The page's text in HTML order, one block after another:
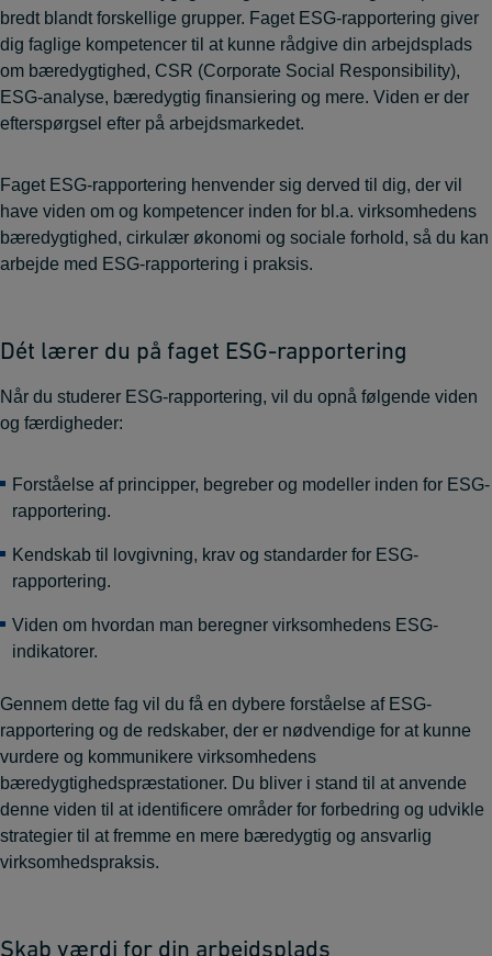
bredt blandt forskellige grupper. Faget ESG-rapportering giver
dig faglige kompetencer til at kunne rådgive din arbejdsplads
om bæredygtighed, CSR (Corporate Social Responsibility),
ESG-analyse, bæredygtig finansiering og mere. Viden er der
efterspørgsel efter på arbejdsmarkedet.
Faget ESG-rapportering henvender sig derved til dig, der vil
have viden om og kompetencer inden for bl.a. virksomhedens
bæredygtighed, cirkulær økonomi og sociale forhold, så du kan
arbejde med ESG-rapportering i praksis.
Dét lærer du på faget ESG-rapportering
Når du studerer ESG-rapportering, vil du opnå følgende viden
og færdigheder:
Forståelse af principper, begreber og modeller inden for ESG-
rapportering.
Kendskab til lovgivning, krav og standarder for ESG-
rapportering.
Viden om hvordan man beregner virksomhedens ESG-
indikatorer.
Gennem dette fag vil du få en dybere forståelse af ESG-
rapportering og de redskaber, der er nødvendige for at kunne
vurdere og kommunikere virksomhedens
bæredygtighedspræstationer. Du bliver i stand til at anvende
denne viden til at identificere områder for forbedring og udvikle
strategier til at fremme en mere bæredygtig og ansvarlig
virksomhedspraksis.